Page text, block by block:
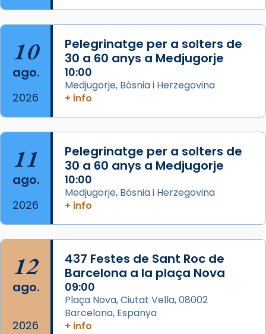
Jaume, fill de Zebedeu, és juntament amb el
seu germà Joan i Pere un dels que
acompanyava més de prop Jesús.
Segons el llibre dels Fets (12,2) fou el primer
apòstol màrtir, decapitat a Jerusalem per
Herodes Agripa (vers l'any 44).
Patró de Galícia, després de les invasions
musulmanes fou venerat com a patró dels
Regnes castellans i més tard de tota
Espanya.
View on Facebook · Share
10
ago.
2026
Pelegrinatge per a solters de
30 a 60 anys a Medjugorje
10:00
Medjugorje, Bòsnia i Herzegovina
+ info
11
ago.
2026
Pelegrinatge per a solters de
30 a 60 anys a Medjugorje
10:00
Medjugorje, Bòsnia i Herzegovina
+ info
12
ago.
2026
437 Festes de Sant Roc de
Barcelona a la plaça Nova
09:00
Plaça Nova, Ciutat Vella, 08002
Barcelona, Espanya
+ info